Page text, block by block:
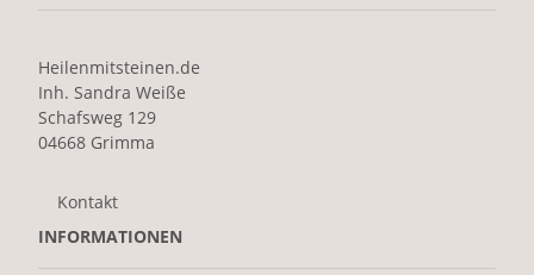
Heilenmitsteinen.de
Inh. Sandra Weiße
Schafsweg 129
04668 Grimma
Kontakt
INFORMATIONEN